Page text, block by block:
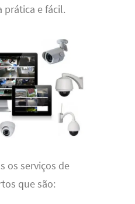
prática e fácil.
os serviços de
que são: